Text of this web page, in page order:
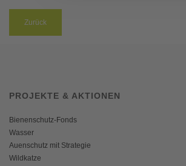
Zurück
PROJEKTE & AKTIONEN
Bienenschutz-Fonds
Wasser
Auenschutz mit Strategie
Wildkatze